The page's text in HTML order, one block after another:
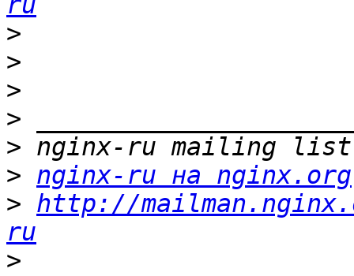
>
>
>
>
>
> nginx-ru на nginx.org
> http://
ru
>